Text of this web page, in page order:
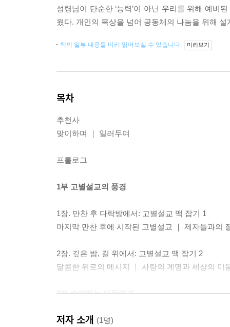
성령님이 단순한 ‘능력’이 아닌 우리를 위해 예비
웠다. 개인의 묵상을 넘어 공동체의 나눔을 위해
책의 일부 내용을 미리 읽어보실 수 있습니다. 미리보기
목차
추천사
맞이하며 ｜ 일러두며
프롤로그
1부 고별설교의 풍경
1장. 만찬 후 다락방에서: 고별설교 맥 잡기 1
마지막 만찬 후에 시작된 고별설교 ｜ 제자들과의
2장. 깊은 밤, 길 위에서: 고별설교 맥 잡기 2
달콤한 위로의 메시지 ｜ 사랑의 계명과 세상의
2부 슬퍼하는 이들에게
3장. 영원한 보혜사: 첫 번째 언급 1(요 14:16)
저자 소개 (1명)